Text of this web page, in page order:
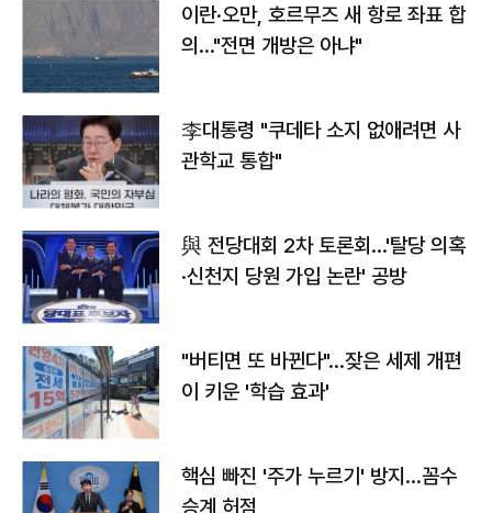
이란·오만, 호르무즈 새 항로 좌표 합
의…"전면 개방은 아냐"
李대통령 "쿠데타 소지 없애려면 사
관학교 통합"
與 전당대회 2차 토론회…'탈당 의혹
·신천지 당원 가입 논란' 공방
"버티면 또 바뀐다"…잦은 세제 개편
이 키운 '학습 효과'
핵심 빠진 '주가 누르기' 방지…꼼수
승계 허점